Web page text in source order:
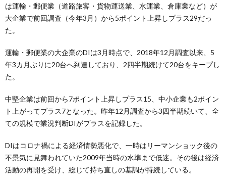
は運輸・郵便業（道路旅客・貨物運送業、水運業、倉庫業など）が
大企業で前回調査（今年3月）から5ポイント上昇しプラス29だっ
た。
運輸・郵便業の大企業のDIは3月時点で、2018年12月調査以来、5
年3カ月ぶりに20台へ到達しており、2四半期続けて20台をキープし
た。
中堅企業は前回から7ポイント上昇しプラス15、中小企業も2ポイン
ト上がってプラス7となった。昨年12月調査から3四半期続いて、全
ての規模で業況判断DIがプラスを記録した。
DIはコロナ禍による経済情勢悪化で、一時はリーマンショック後の
不景気に見舞われていた2009年当時の水準まで低迷。その後は経済
活動の再開を受け、総じて持ち直しの基調が持続している。